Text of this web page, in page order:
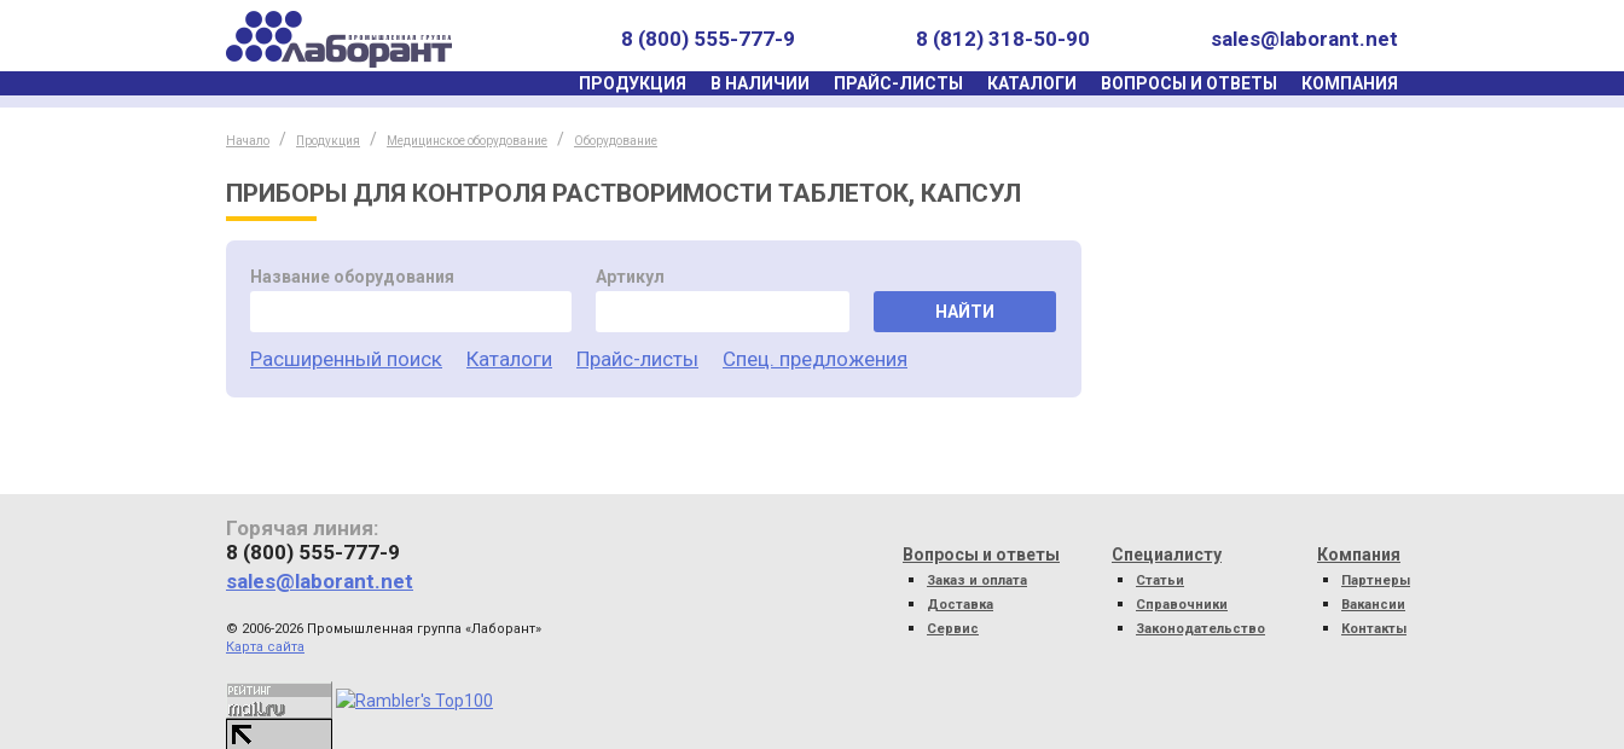
sales@laborant.net
8 (812) 318-50-90
8 (800) 555-777-9
ПРОДУКЦИЯ В НАЛИЧИИ ПРАЙС-ЛИСТЫ КАТАЛОГИ ВОПРОСЫ И ОТВЕТЫ КОМПАНИЯ
Начало Продукция Медицинское оборудование Оборудование
ПРИБОРЫ ДЛЯ КОНТРОЛЯ РАСТВОРИМОСТИ ТАБЛЕТОК, КАПСУЛ
Название оборудования
Артикул
НАЙТИ
Расширенный поиск Каталоги Прайс-листы Спец. предложения
Горячая линия:
8 (800) 555-777-9
sales@laborant.net
Вопросы и ответы
Заказ и оплата
Доставка
Сервис
Специалисту
Статьи
Справочники
Законодательство
Компания
Партнеры
Вакансии
Контакты
© 2006-2026 Промышленная группа «Лаборант»
Карта сайта